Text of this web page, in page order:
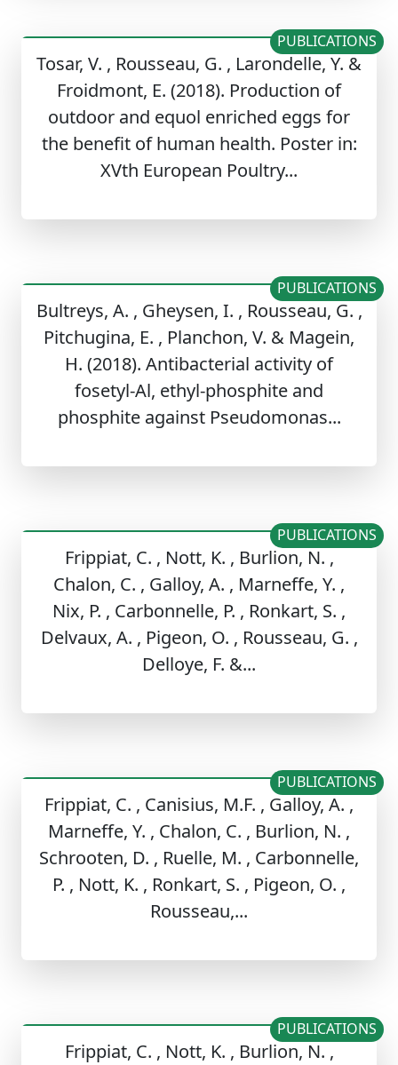
Tosar, V. , Rousseau, G. , Larondelle, Y. &
Froidmont, E. (2018). Production of
outdoor and equol enriched eggs for
the benefit of human health. Poster in:
XVth European Poultry...
PUBLICATIONS
Bultreys, A. , Gheysen, I. , Rousseau, G. ,
Pitchugina, E. , Planchon, V. & Magein,
H. (2018). Antibacterial activity of
fosetyl-Al, ethyl-phosphite and
phosphite against Pseudomonas...
PUBLICATIONS
Frippiat, C. , Nott, K. , Burlion, N. ,
Chalon, C. , Galloy, A. , Marneffe, Y. ,
Nix, P. , Carbonnelle, P. , Ronkart, S. ,
Delvaux, A. , Pigeon, O. , Rousseau, G. ,
Delloye, F. &...
PUBLICATIONS
Frippiat, C. , Canisius, M.F. , Galloy, A. ,
Marneffe, Y. , Chalon, C. , Burlion, N. ,
Schrooten, D. , Ruelle, M. , Carbonnelle,
P. , Nott, K. , Ronkart, S. , Pigeon, O. ,
Rousseau,...
PUBLICATIONS
Frippiat, C. , Nott, K. , Burlion, N. ,
PUBLICATIONS